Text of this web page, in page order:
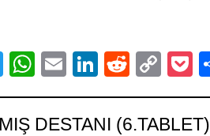
TwitterWhatsApp
EmailLinkedIn
Reddit
Link
DESTANI (6.TABLET)